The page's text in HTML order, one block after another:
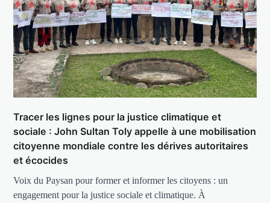
Tracer les lignes pour la justice climatique et
sociale : John Sultan Toly appelle à une mobilisation
citoyenne mondiale contre les dérives autoritaires
et écocides
Voix du Paysan pour former et informer les citoyens : un
engagement pour la justice sociale et climatique. À